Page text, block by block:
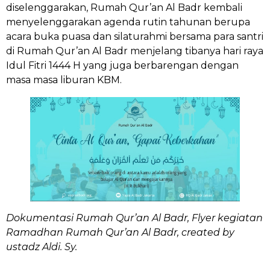
diselenggarakan, Rumah Qur’an Al Badr kembali
menyelenggarakan agenda rutin tahunan berupa
acara buka puasa dan silaturahmi bersama para santri
di Rumah Qur’an Al Badr menjelang tibanya hari raya
Idul Fitri 1444 H yang juga berbarengan dengan
masa masa liburan KBM.
Dokumentasi Rumah Qur’an Al Badr, Flyer kegiatan
Ramadhan Rumah Qur’an Al Badr, created by
ustadz Aldi. Sy.